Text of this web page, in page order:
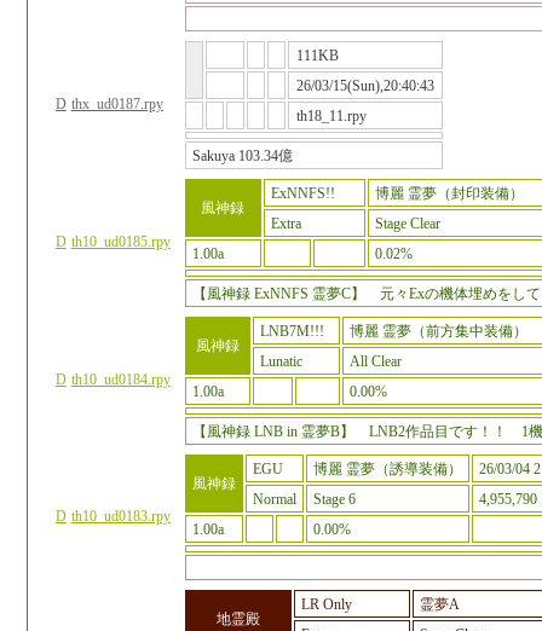
D thx_ud0187.rpy
111KB
26/03/15(Sun),20:40:43
th18_11.rpy
Sakuya 103.34億
D th10_ud0185.rpy
風神録
ExNNFS!!
博麗 霊夢（封印装備）
Extra
Stage Clear
1.00a
0.02%
【風神録 ExNNFS 霊夢C】 元々Exの機体埋めを
D th10_ud0184.rpy
風神録
LNB7M!!!
博麗 霊夢（前方集中装備）
Lunatic
All Clear
1.00a
0.00%
【風神録 LNB in 霊夢B】 LNB2作品目です！！
D th10_ud0183.rpy
風神録
EGU 博麗 霊夢（誘導装備）
26/03/04
Normal
Stage 6
4,955,790
1.00a
0.00%
地霊殿
LR Only
霊夢A